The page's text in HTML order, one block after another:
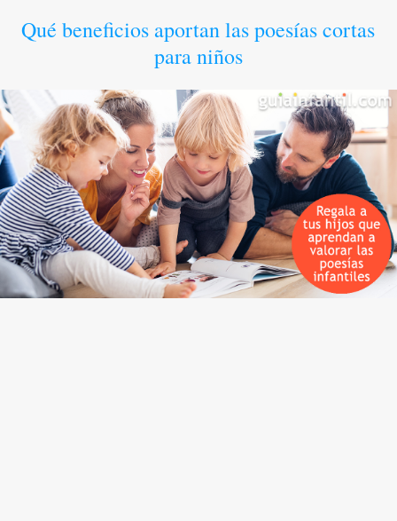
Qué beneficios aportan las poesías cortas
para niños